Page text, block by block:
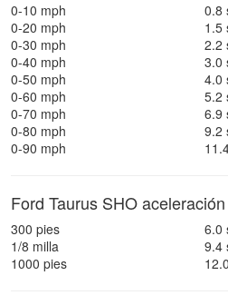
0-10 mph
0.8
0-20 mph
1.5
0-30 mph
2.2
0-40 mph
3.0
0-50 mph
4.0
0-60 mph
5.2
0-70 mph
6.9
0-80 mph
9.2
0-90 mph
Ford Taurus SHO
300 pies
6.0
1/8 milla
9.4
1000 pies